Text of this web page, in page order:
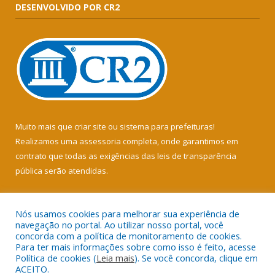
DESENVOLVIDO POR CR2
Muito mais que criar site ou sistema para prefeituras!
Realizamos uma assessoria completa, onde garantimos em
contrato que todas as exigências das leis de transparência
pública serão atendidas.
Todos os direitos reservados a Câmara Municipal de Soure.
Nós usamos cookies para melhorar sua experiência de
navegação no portal. Ao utilizar nosso portal, você
concorda com a política de monitoramento de cookies.
Para ter mais informações sobre como isso é feito, acesse
Política de cookies (Leia mais). Se você concorda, clique em
ACEITO.